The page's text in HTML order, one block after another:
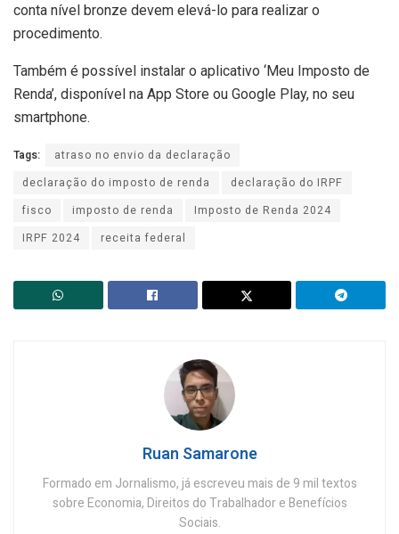
conta nível bronze devem elevá-lo para realizar o
procedimento.
Também é possível instalar o aplicativo ‘Meu Imposto de
Renda’, disponível na App Store ou Google Play, no seu
smartphone.
Tags:
atraso no envio da declaração
declaração do imposto de renda
declaração do IRPF
fisco
imposto de renda
Imposto de Renda 2024
IRPF 2024
receita federal
Ruan Samarone
Formado em Jornalismo, já escreveu mais de 9 mil textos
sobre Economia, Direitos do Trabalhador e Benefícios
Sociais.